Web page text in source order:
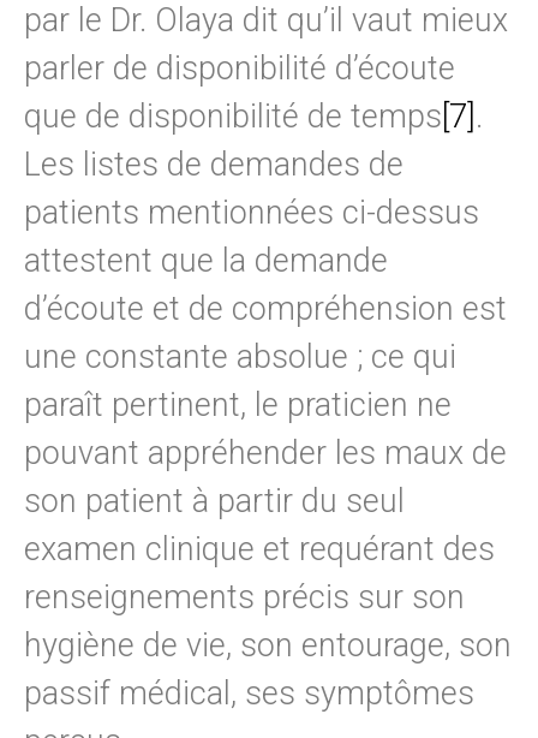
par le Dr. Olaya dit qu’il vaut mieux
parler de disponibilité d’écoute
que de disponibilité de temps [7] .
Les listes de demandes de
patients mentionnées ci-dessus
attestent que la demande
d’écoute et de compréhension est
une constante absolue ; ce qui
paraît pertinent, le praticien ne
pouvant appréhender les maux de
son patient à partir du seul
examen clinique et requérant des
renseignements précis sur son
hygiène de vie, son entourage, son
passif médical, ses symptômes